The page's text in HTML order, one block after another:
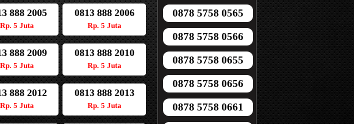
888 2005
Rp. 5 Juta
0813 888 2006
Rp. 5 Juta
888 2009
Rp. 5 Juta
0813 888 2010
Rp. 5 Juta
888 2012
Rp. 5 Juta
0813 888 2013
Rp. 5 Juta
0878 5758 0565
0878 5758 0566
0878 5758 0655
0878 5758 0656
0878 5758 0661